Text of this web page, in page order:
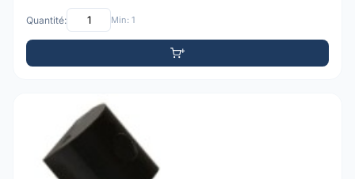
Quantité: Min: 1